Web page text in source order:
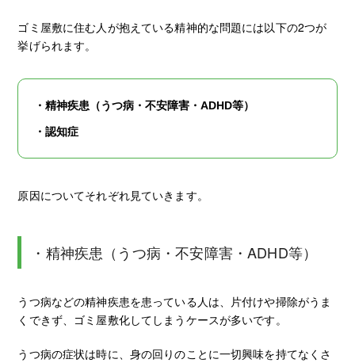
ゴミ屋敷に住む人が抱えている精神的な問題には以下の2つが
挙げられます。
・精神疾患（うつ病・不安障害・ADHD等）
・認知症
原因についてそれぞれ見ていきます。
・精神疾患（うつ病・不安障害・ADHD等）
うつ病などの精神疾患を患っている人は、片付けや掃除がうま
くできず、ゴミ屋敷化してしまうケースが多いです。
うつ病の症状は時に、身の回りのことに一切興味を持てなくさ